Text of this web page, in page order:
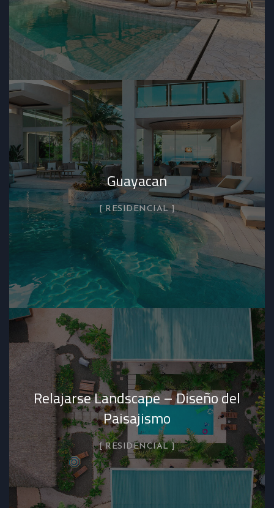
Guayacan
RESIDENCIAL
Relajarse Landscape – Diseño del
Paisajismo
RESIDENCIAL